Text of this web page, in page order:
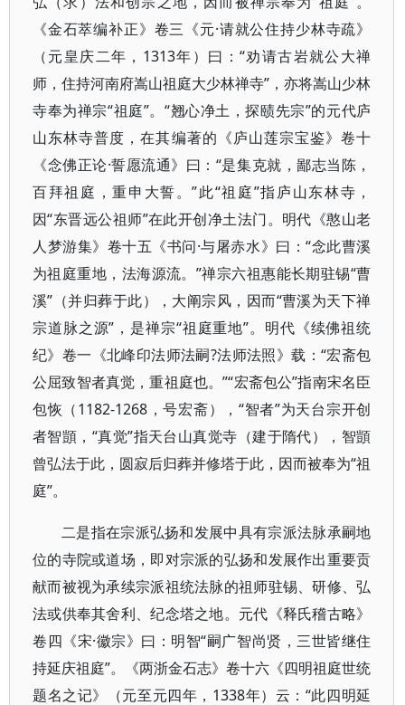
《金石萃编补正》卷三《元·请就公住持少林寺疏》
（元皇庆二年，1313年）曰：“劝请古岩就公大禅
师，住持河南府嵩山祖庭大少林禅寺”，亦将嵩山少林
寺奉为禅宗“祖庭”。“翘心净土，探赜先宗”的元代庐
山东林寺普度，在其编著的《庐山莲宗宝鉴》卷十
《念佛正论·誓愿流通》曰：“是集克就，鄙志当陈，
百拜祖庭，重申大誓。”此“祖庭”指庐山东林寺，
因“东晋远公祖师”在此开创净土法门。明代《憨山老
人梦游集》卷十五《书问·与屠赤水》曰：“念此曹溪
为祖庭重地，法海源流。”禅宗六祖惠能长期驻锡“曹
溪”（并归葬于此），大阐宗风，因而“曹溪为天下禅
宗道脉之源”，是禅宗“祖庭重地”。明代《续佛祖统
纪》卷一《北峰印法师法嗣?法师法照》载：“宏斋包
公屈致智者真觉，重祖庭也。”“宏斋包公”指南宋名臣
包恢（1182-1268，号宏斋），“智者”为天台宗开创
者智顗，“真觉”指天台山真觉寺（建于隋代），智顗
曾弘法于此，圆寂后归葬并修塔于此，因而被奉为“祖
庭”。
二是指在宗派弘扬和发展中具有宗派法脉承嗣地
位的寺院或道场，即对宗派的弘扬和发展作出重要贡
献而被视为承续宗派祖统法脉的祖师驻锡、研修、弘
法或供奉其舍利、纪念塔之地。元代《释氏稽古略》
卷四《宋·徽宗》曰：明智“嗣广智尚贤，三世皆继住
持延庆祖庭”。《两浙金石志》卷十六《四明祖庭世统
题名之记》（元至元四年，1338年）云：“此四明延